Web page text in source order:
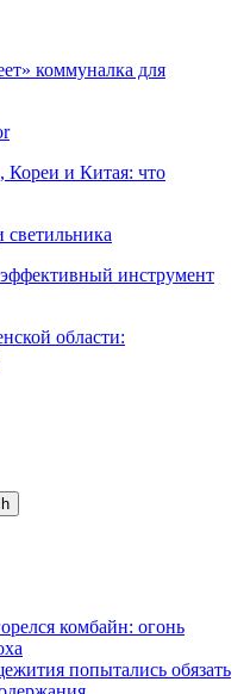
коммуналка для
и Китая: что
инструмент
области:
комбайн: огонь
попытались обязать